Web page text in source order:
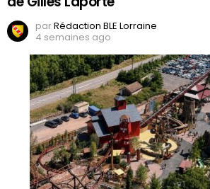
parRédaction BLE Lorraine
4 semaines ago